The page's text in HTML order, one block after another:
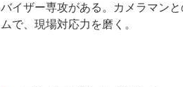
バイザー専攻がある。カメラマン
ムで、現場対応力を磨く。